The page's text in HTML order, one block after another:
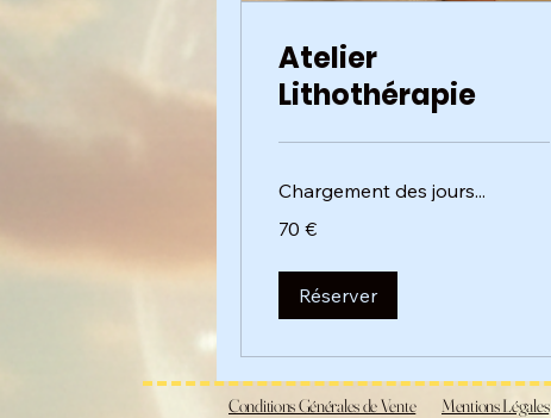
Atelier
Lithothérapie
Chargement des jours...
euros
70 €
Réserver
Conditions Générales de Vente Mentions Légales